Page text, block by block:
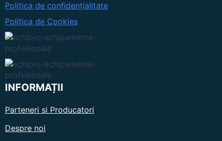
Politica de confidențialitate
Politica de Cookies
INFORMAȚII
Parteneri si Producatori
Despre noi